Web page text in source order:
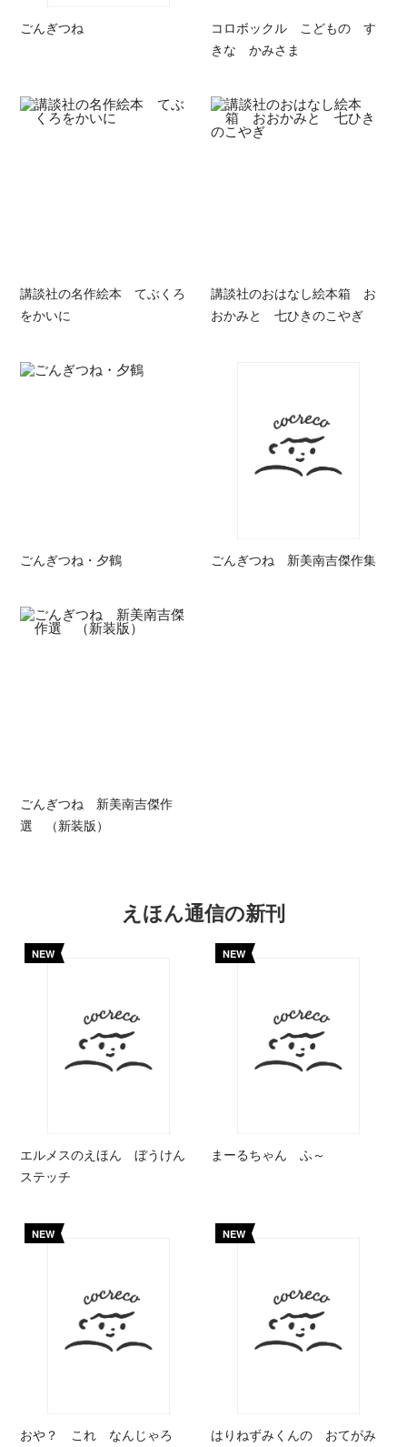
ごんぎつね
コロボックル こどもの す
きな かみさま
講談社の名作絵本 てぶくろ
をかいに
講談社のおはなし絵本箱 お
おかみと 七ひきのこやぎ
ごんぎつね・夕鶴 ごんぎつね 新美南吉傑作集
ごんぎつね 新美南吉傑作
選 （新装版）
えほん通信の新刊
NEW
エルメスのえほん ぼうけん
ステッチ
NEW
まーるちゃん ふ～
NEW
おや？ これ なんじゃろ
NEW
はりねずみくんの おてがみ